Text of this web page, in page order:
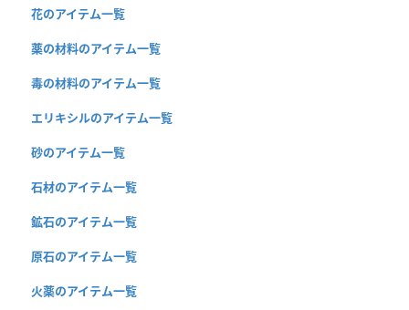
花のアイテム一覧
薬の材料のアイテム一覧
毒の材料のアイテム一覧
エリキシルのアイテム一覧
砂のアイテム一覧
石材のアイテム一覧
鉱石のアイテム一覧
原石のアイテム一覧
火薬のアイテム一覧